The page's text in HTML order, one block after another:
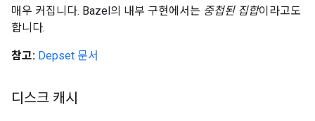
매우 커집니다. Bazel의 내부 구현에서는 중첩된 집합이라고도
합니다.
참고: Depset 문서
디스크 캐시